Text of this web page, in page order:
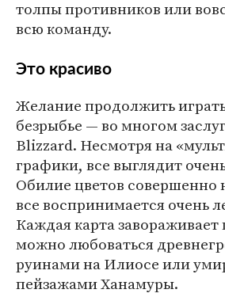
толпы противников или
всю команду.
Это красиво
Желание продолжить
безрыбье — во многом
Blizzard. Несмотря на
графики, все выглядит
Обилие цветов совершенно
все воспринимается очень
Каждая карта завораживает
можно любоваться
руинами на Илиосе или
пейзажами Ханамуры.